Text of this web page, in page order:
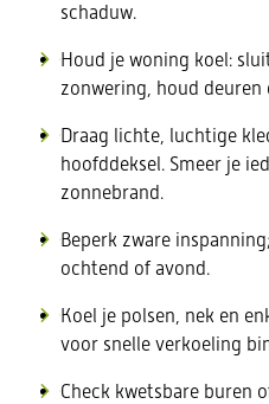
schaduw.
Houd je woning koel:
zonwering, houd deuren
Draag lichte, luchtige
hoofddeksel. Smeer je
zonnebrand.
Beperk zware
ochtend of avond.
Koel je polsen, nek en
voor snelle verkoeling
Check kwetsbare buren